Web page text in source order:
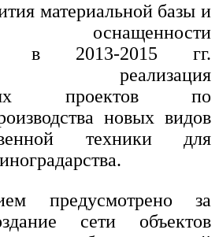
материальной базы и
оснащенности
в 2013-2015 гг.
реализация
проектов по
новых видов
техники для
предусмотрено за
сети объектов